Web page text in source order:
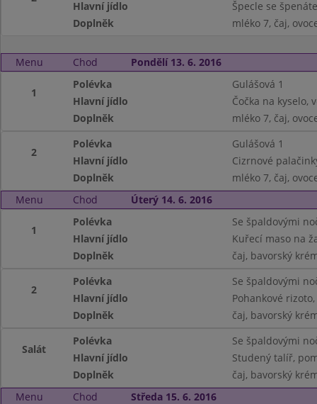
Hlavní jídlo
Špecle se
Doplněk
mléko 7, čaj,
Menu Chod Pondělí 13. 6. 2016
1
Polévka
Gulášová 1
Hlavní jídlo
Čočka na kyselo,
Doplněk
mléko 7, čaj,
2
Polévka
Gulášová 1
Hlavní jídlo
Cizrnové
Doplněk
mléko 7, čaj,
Menu
Chod Úterý 14. 6. 2016
1
Polévka
Se špaldovými
Hlavní jídlo
Kuřecí maso na
Doplněk
čaj, bavorský
2
Polévka
Se špaldovými
Hlavní jídlo
Pohankové
Doplněk
čaj, bavorský
Salát
Polévka
Se špaldovými
Hlavní jídlo
Studený talíř,
Doplněk
čaj, bavorský
Menu
Chod Středa 15. 6. 2016